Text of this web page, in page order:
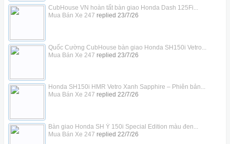
CubHouse VN hoàn tất bàn giao Honda Dash 125Fi...
Mua Bán Xe 247 replied 23/7/26
Quốc Cường CubHouse bàn giao Honda SH150i Vetro...
Mua Bán Xe 247 replied 23/7/26
Honda SH150i HMR Vetro Xanh Sapphire – Phiên bản...
Mua Bán Xe 247 replied 22/7/26
Bàn giao Honda SH Ý 150i Special Edition màu đen...
Mua Bán Xe 247 replied 22/7/26